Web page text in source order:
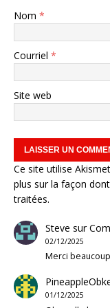
Nom *
Courriel *
Site web
Ce site utilise
plus sur la façon
traitées.
Steve sur
02/12/2025
Merci
01/12/2025